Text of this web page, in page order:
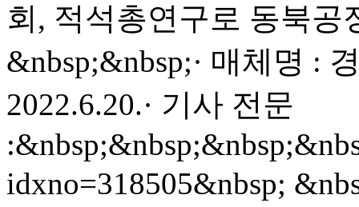
회, 적석총연구로 동북공
&nbsp;&nbsp;· 매체명 :
2022.6.20.· 기사 전문
idxno=318505&nbsp;